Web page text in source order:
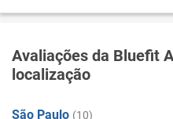
Avaliações da Bluefit
localização
São Paulo (10)